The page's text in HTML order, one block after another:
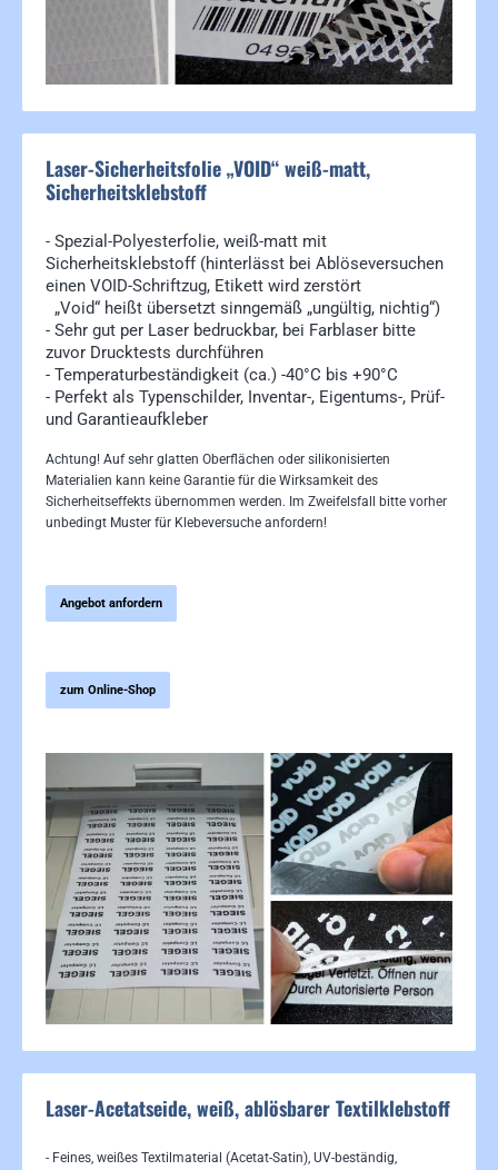
Laser-Sicherheitsfolie „VOID“ weiß-matt,
Sicherheitsklebstoff
- Spezial-Polyesterfolie, weiß-matt mit
Sicherheitsklebstoff (hinterlässt bei Ablöseversuchen
einen VOID-Schriftzug, Etikett wird zerstört
„Void“ heißt übersetzt sinngemäß „ungültig, nichtig“)
- Sehr gut per Laser bedruckbar, bei Farblaser bitte
zuvor Drucktests durchführen
- Temperaturbeständigkeit (ca.) -40°C bis +90°C
- Perfekt als Typenschilder, Inventar-, Eigentums-, Prüf-
und Garantieaufkleber
Achtung! Auf sehr glatten Oberflächen oder silikonisierten
Materialien kann keine Garantie für die Wirksamkeit des
Sicherheitseffekts übernommen werden. Im Zweifelsfall bitte vorher
unbedingt Muster für Klebeversuche anfordern!
Angebot anfordern
zum Online-Shop
Bildergalerie überspringen
Laser-Acetatseide, weiß, ablösbarer Textilklebstoff
- Feines, weißes Textilmaterial (Acetat-Satin), UV-beständig,